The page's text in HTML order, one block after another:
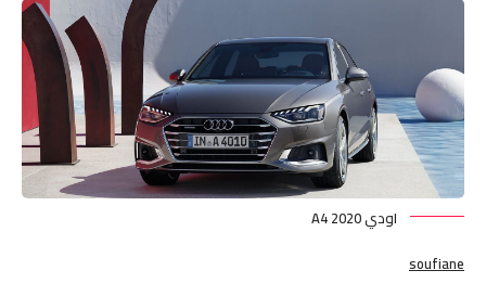
اودي A4 2020
soufiane